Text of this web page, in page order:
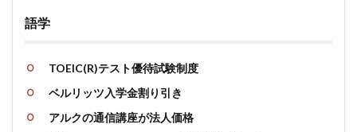
語学
TOEIC(R)テスト優待試験制度
ベルリッツ入学金割り引き
アルクの通信講座が法人価格